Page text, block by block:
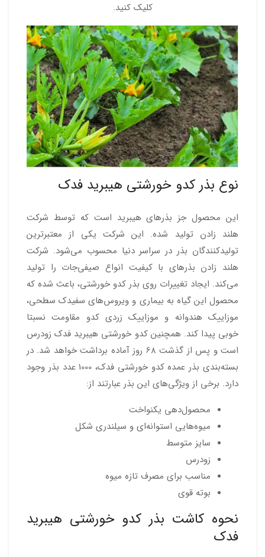
کلیک کنید.
نوع بذر کدو خورشتی هیبرید فدک
این محصول جز بذرهای هیبرید است که توسط شرکت
هلند زادن تولید شده. این شرکت یکی از معتبرترین
تولیدکنندگان بذر در سراسر دنیا محسوب می‌شود. شرکت
هلند زادن بذرهای با کیفیت انواع صیفی‌جات را تولید
می‌کند. ایجاد تغییرات روی بذر کدو خورشتی، باعث شده که
محصول این گیاه به بیماری و ویروس‌های سفیدک سطحی،
موزاییک هندوانه و موزاییک زردی کدو مقاومت نسبتا
خوبی پیدا کند. همچنین کدو خورشتی هیبرید فدک زودرس
است و پس از گذشت 68 روز آماده برداشت خواهد شد. در
بسته‌بندی بذر عمده کدو خورشتی فدک، 1000 عدد بذر وجود
دارد. برخی از ویژگی‌های این بذر عبارتند از:
محصول‌دهی یکنواخت
میوه‌هایی استوانه‌ای و سیلندری شکل
سایز متوسط
زودرس
مناسب برای مصرف تازه میوه
بوته قوی
نحوه کاشت بذر کدو خورشتی هیبرید
فدک